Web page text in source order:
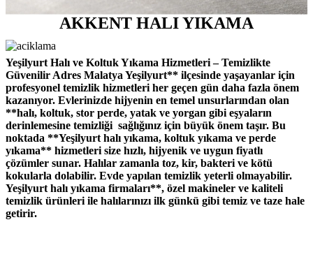
AKKENT HALI YIKAMA
Yeşilyurt Halı ve Koltuk Yıkama Hizmetleri – Temizlikte
Güvenilir Adres Malatya Yeşilyurt** ilçesinde yaşayanlar için
profesyonel temizlik hizmetleri her geçen gün daha fazla önem
kazanıyor. Evlerinizde hijyenin en temel unsurlarından olan
**halı, koltuk, stor perde, yatak ve yorgan gibi eşyaların
derinlemesine temizliği sağlığınız için büyük önem taşır. Bu
noktada **Yeşilyurt halı yıkama, koltuk yıkama ve perde
yıkama** hizmetleri size hızlı, hijyenik ve uygun fiyatlı
çözümler sunar. Halılar zamanla toz, kir, bakteri ve kötü
kokularla dolabilir. Evde yapılan temizlik yeterli olmayabilir.
Yeşilyurt halı yıkama firmaları**, özel makineler ve kaliteli
temizlik ürünleri ile halılarınızı ilk günkü gibi temiz ve taze hale
getirir.